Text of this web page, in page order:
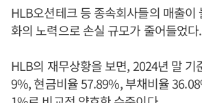
HLB오션테크 등 종속회사들의 매출이
화의 노력으로 손실 규모가 줄어들었다.
HLB의 재무상황을 보면, 2024년 말 기
9%, 현금비율 57.89%, 부채비율